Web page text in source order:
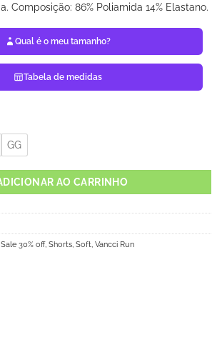
Composição: 86% Poliamida 14% Elastano.
Qual é o meu tamanho?
Tabela de medidas
GG
AO CARRINHO
Sale 30% off, Shorts Soft Vancci Run